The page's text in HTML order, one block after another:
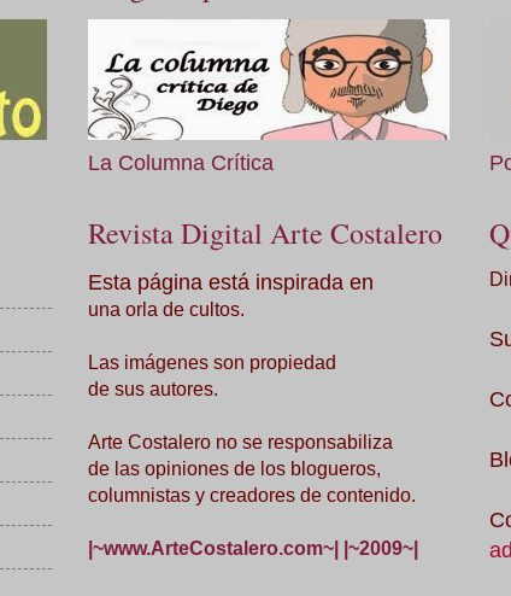
La Columna Crítica
Revista Digital Arte Costalero
Esta página está inspirada en
una orla de cultos.
Las imágenes son propiedad
de sus autores.
Arte Costalero no se responsabiliza
de las opiniones de los blogueros,
columnistas y creadores de contenido.
|~www.ArteCostalero.com~| |~2009~|